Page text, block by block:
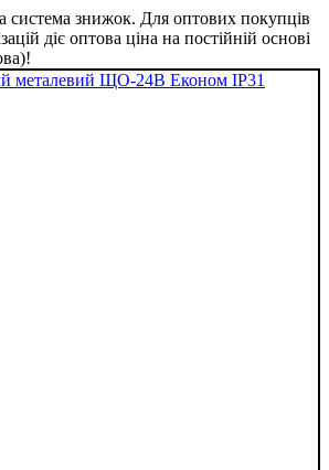
система знижок. Для оптових покупців
діє оптова ціна на постійній основі